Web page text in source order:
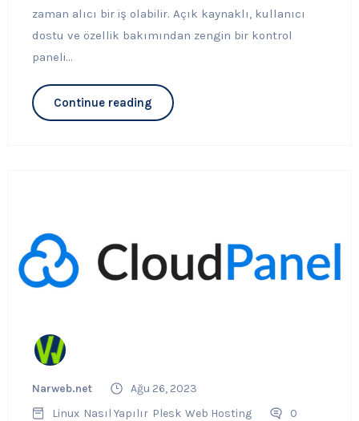
zaman alıcı bir iş olabilir. Açık kaynaklı, kullanıcı
dostu ve özellik bakımından zengin bir kontrol
paneli...
Continue reading
Narweb.net
Ağu 26, 2023
Linux Nasıl Yapılır Plesk Web Hosting 0